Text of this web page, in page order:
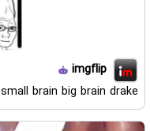
imgflip
small brain big brain drake